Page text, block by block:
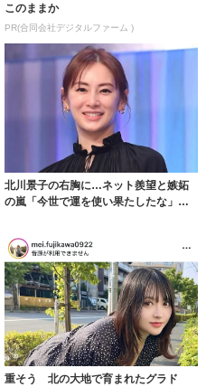
このままか
PR(合同会社デジタルファーム )
北川景子の右胸に…ネット羨望と嫉妬
の嵐「今世で運を使い果たしたな」
重そう 北の大地で育まれたグラド